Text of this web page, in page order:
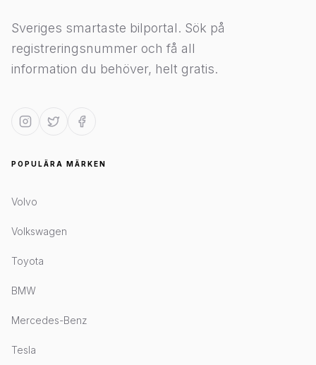
Sveriges smartaste bilportal. Sök på
registreringsnummer och få all
information du behöver, helt gratis.
POPULÄRA MÄRKEN
Volvo
Volkswagen
Toyota
BMW
Mercedes-Benz
Tesla